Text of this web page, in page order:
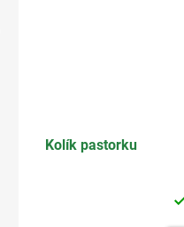
Kolík pastorku